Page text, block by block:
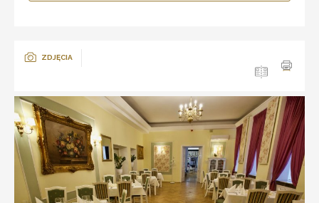
ZDJĘCIA